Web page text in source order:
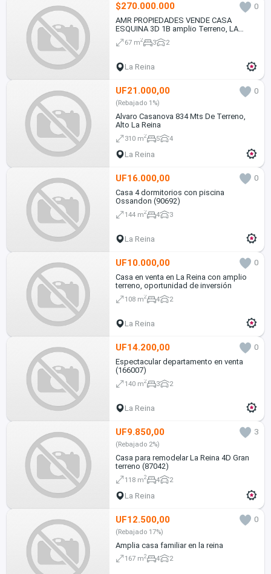
$270.000.000
0
AMR PROPIEDADES VENDE CASA
ESQUINA 3D 1B amplio Terreno, LA
REINA
67 m2 3 2
La Reina
UF21.000,00 0
(Rebajado 1%)
Alvaro Casanova 834 Mts De Terreno,
Alto La Reina
310 m2 5 4
La Reina
UF16.000,00
0
Casa 4 dormitorios con piscina
Ossandon (90692)
144 m2 4 3
La Reina
UF10.000,00
0
Casa en venta en La Reina con amplio
terreno, oportunidad de inversión
108 m2 4 2
La Reina
UF14.200,00
0
Espectacular departamento en venta
(166007)
140 m2 3 2
La Reina
UF9.850,00 3
(Rebajado 2%)
Casa para remodelar La Reina 4D Gran
terreno (87042)
118 m2 4 2
La Reina
UF12.500,00 0
(Rebajado 17%)
Amplia casa familiar en la reina
167 m2 4 2